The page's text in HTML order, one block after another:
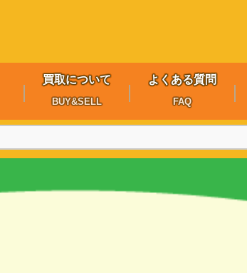
買取について
BUY&SELL
よくある質問
FAQ